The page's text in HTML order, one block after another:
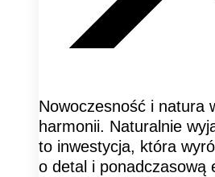
Nowoczesność i natura
harmonii. Naturalnie
to inwestycja, która
o detal i ponadczasową